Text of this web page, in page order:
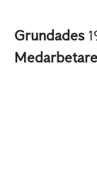
Grundades
Medarbetare